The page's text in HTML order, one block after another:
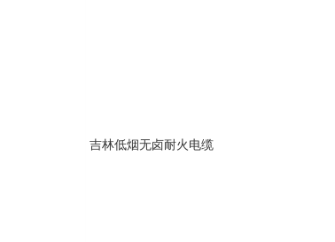
吉林低烟无卤耐火电缆